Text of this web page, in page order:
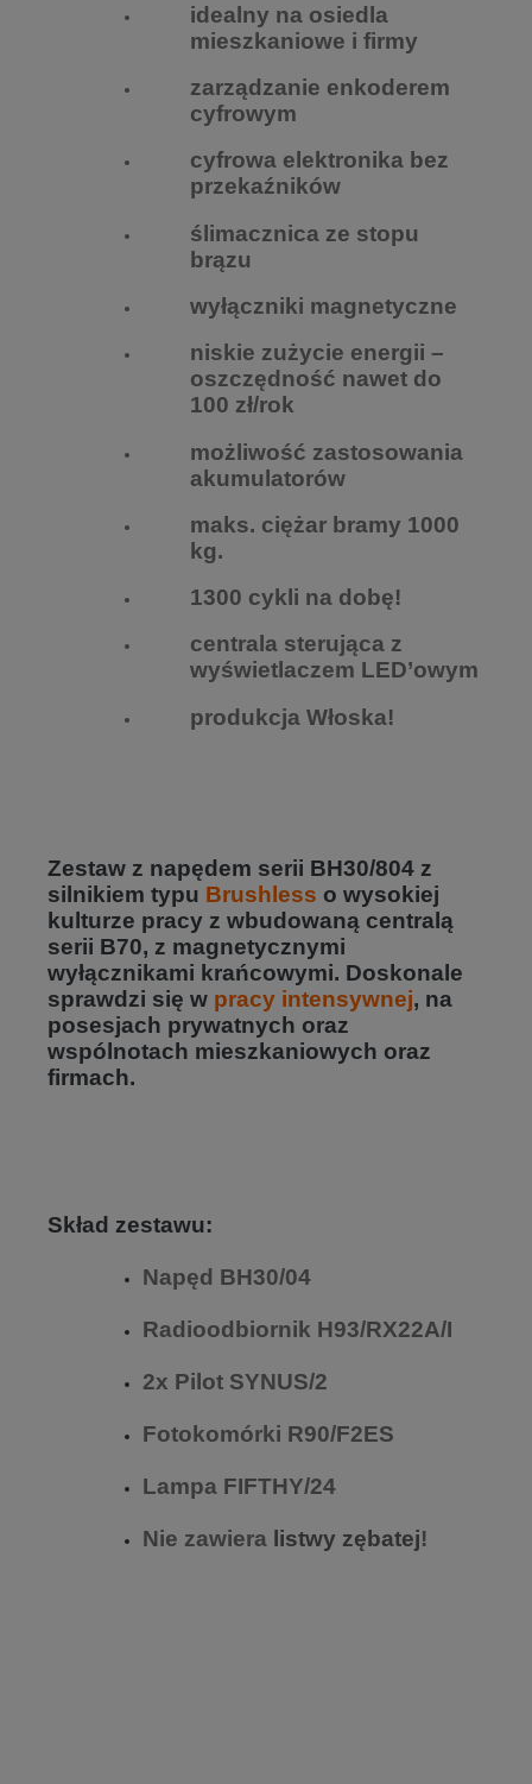
idealny na osiedla
mieszkaniowe i firmy
zarządzanie enkoderem
cyfrowym
cyfrowa elektronika bez
przekaźników
ślimacznica ze stopu
brązu
wyłączniki magnetyczne
niskie zużycie energii –
oszczędność nawet do
100 zł/rok
możliwość zastosowania
akumulatorów
maks. ciężar bramy 1000
kg.
1300 cykli na dobę!
centrala sterująca z
wyświetlaczem LED’owym
produkcja Włoska!
Zestaw z napędem serii BH30/804 z
silnikiem typu Brushless o wysokiej
kulturze pracy z wbudowaną centralą
serii B70, z magnetycznymi
wyłącznikami krańcowymi. Doskonale
sprawdzi się w pracy intensywnej, na
posesjach prywatnych oraz
wspólnotach mieszkaniowych oraz
firmach.
Skład zestawu:
Napęd BH30/04
Radioodbiornik H93/RX22A/I
2x Pilot SYNUS/2
Fotokomórki R90/F2ES
Lampa FIFTHY/24
Nie zawiera listwy zębatej!